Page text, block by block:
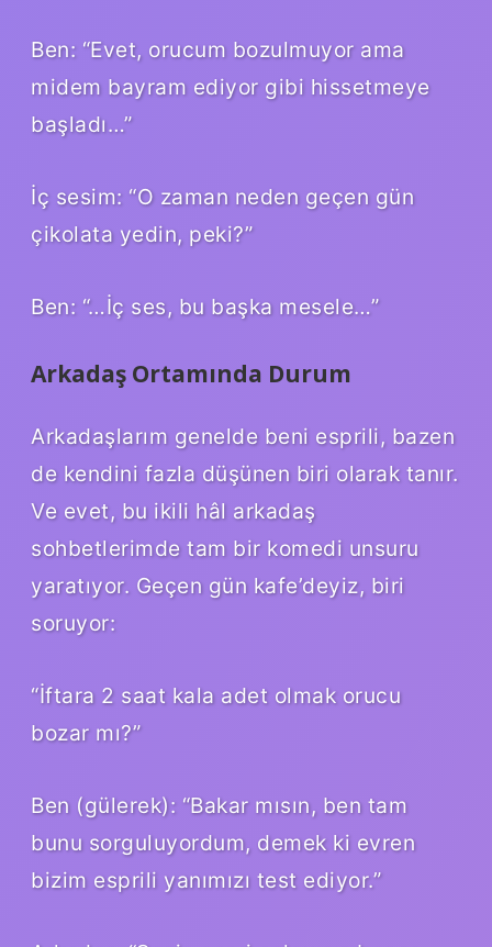
Ben: “Evet, orucum bozulmuyor ama
midem bayram ediyor gibi hissetmeye
başladı…”
İç sesim: “O zaman neden geçen gün
çikolata yedin, peki?”
Ben: “…İç ses, bu başka mesele…”
Arkadaş Ortamında Durum
Arkadaşlarım genelde beni esprili, bazen
de kendini fazla düşünen biri olarak tanır.
Ve evet, bu ikili hâl arkadaş
sohbetlerimde tam bir komedi unsuru
yaratıyor. Geçen gün kafe’deyiz, biri
soruyor:
“İftara 2 saat kala adet olmak orucu
bozar mı?”
Ben (gülerek): “Bakar mısın, ben tam
bunu sorguluyordum, demek ki evren
bizim esprili yanımızı test ediyor.”